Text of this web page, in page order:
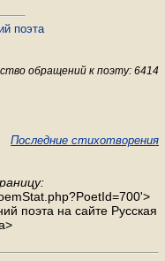
поэта
обращений к поэту: 6414
Последние стихотворения
поэта на сайте Русская